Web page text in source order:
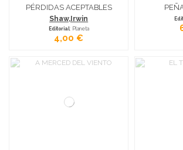
PÉRDIDAS ACEPTABLES
Shaw,Irwin
Editorial: Planeta
4,00 €